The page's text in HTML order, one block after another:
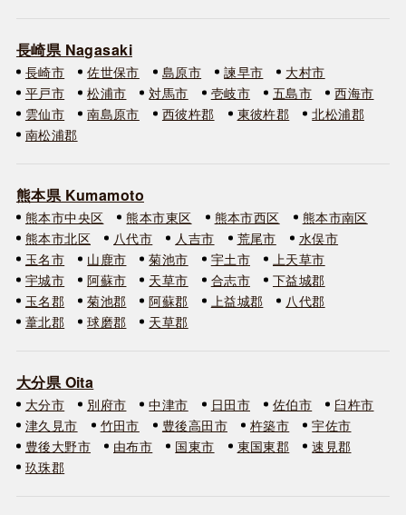
長崎県 Nagasaki
長崎市 佐世保市 島原市 諫早市
大村市
平戸市
松浦市 対馬市 壱岐市 五島市
西海市
雲仙市
南島原市 西彼杵郡 東彼杵郡
北松浦郡
南松浦郡
熊本県 Kumamoto
熊本市中央区 熊本市東区 熊本市西区
熊本市南区
熊本市北区
八代市 人吉市 荒尾市
水俣市
玉名市
山鹿市 菊池市 宇土市
上天草市
宇城市
阿蘇市 天草市 合志市
下益城郡
玉名郡
菊池郡 阿蘇郡 上益城郡
八代郡
葦北郡
球磨郡 天草郡
大分県 Oita
大分市 別府市 中津市 日田市 佐伯市
臼杵市
津久見市
竹田市 豊後高田市 杵築市
宇佐市
豊後大野市
由布市 国東市 東国東郡
速見郡
玖珠郡